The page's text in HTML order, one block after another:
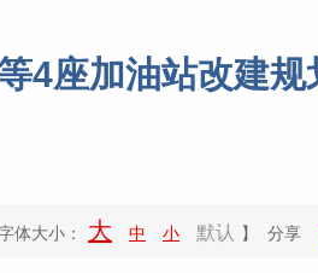
4座加油站改建规
字体大小： 大 中 小 默认 】 分享